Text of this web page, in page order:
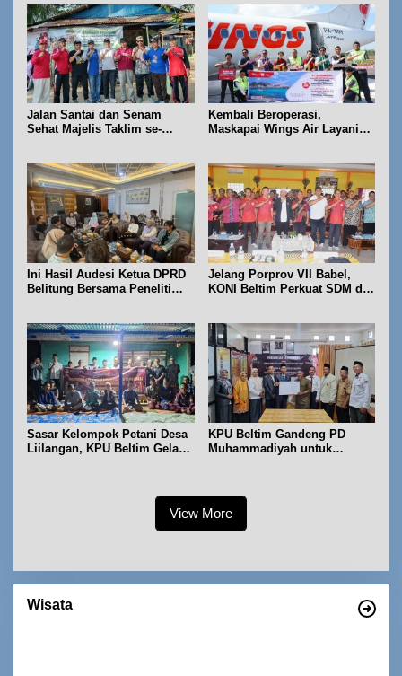
Jalan Santai dan Senam
Sehat Majelis Taklim se-
Kembali Beroperasi,
Maskapai Wings Air Layani
Ini Hasil Audesi Ketua DPRD
Belitung Bersama Peneliti
Jelang Porprov VII Babel,
KONI Beltim Perkuat SDM di
Sasar Kelompok Petani Desa
Liilangan, KPU Beltim Gelar
KPU Beltim Gandeng PD
Muhammadiyah untuk
View More
Wisata